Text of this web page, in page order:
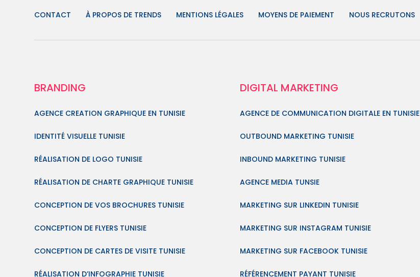
CONTACT À PROPOS DE TRENDS MENTIONS LÉGALES MOYENS DE PAIEMENT NOUS RECRUTONS
BRANDING
AGENCE CREATION GRAPHIQUE EN TUNISIE
IDENTITÉ VISUELLE TUNISIE
RÉALISATION DE LOGO TUNISIE
RÉALISATION DE CHARTE GRAPHIQUE TUNISIE
CONCEPTION DE VOS BROCHURES TUNISIE
CONCEPTION DE FLYERS TUNISIE
CONCEPTION DE CARTES DE VISITE TUNISIE
RÉALISATION D’INFOGRAPHIE TUNISIE
DIGITAL MARKETING
AGENCE DE COMMUNICATION DIGITALE EN TUNISIE
OUTBOUND MARKETING TUNISIE
INBOUND MARKETING TUNISIE
AGENCE MEDIA TUNSIE
MARKETING SUR LINKEDIN TUNISIE
MARKETING SUR INSTAGRAM TUNISIE
MARKETING SUR FACEBOOK TUNISIE
RÉFÉRENCEMENT PAYANT TUNISIE